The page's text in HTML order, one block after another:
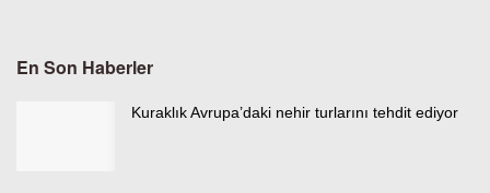
En Son Haberler
Kuraklık Avrupa’daki nehir turlarını tehdit ediyor